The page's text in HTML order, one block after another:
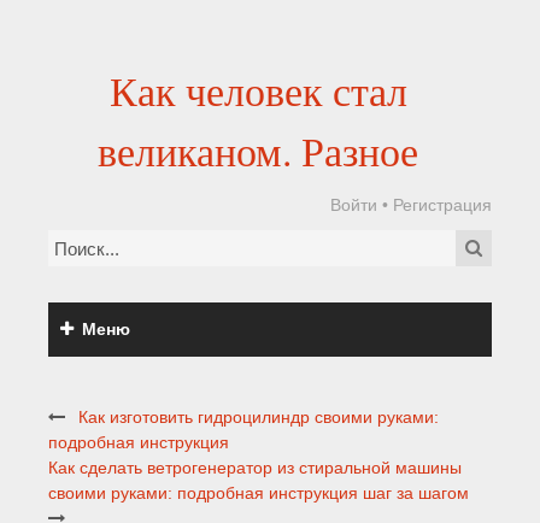
Как человек стал
великаном. Разное
Войти • Регистрация
Меню
Как изготовить гидроцилиндр своими руками:
подробная инструкция
Как сделать ветрогенератор из стиральной машины
своими руками: подробная инструкция шаг за шагом